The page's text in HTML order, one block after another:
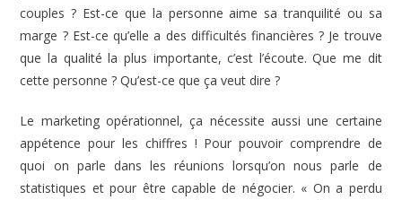
couples ? Est-ce que la personne aime sa tranquilité ou sa
marge ? Est-ce qu’elle a des difficultés financières ? Je trouve
que la qualité la plus importante, c’est l’écoute. Que me dit
cette personne ? Qu’est-ce que ça veut dire ?
Le marketing opérationnel, ça nécessite aussi une certaine
appétence pour les chiffres ! Pour pouvoir comprendre de
quoi on parle dans les réunions lorsqu’on nous parle de
statistiques et pour être capable de négocier. « On a perdu